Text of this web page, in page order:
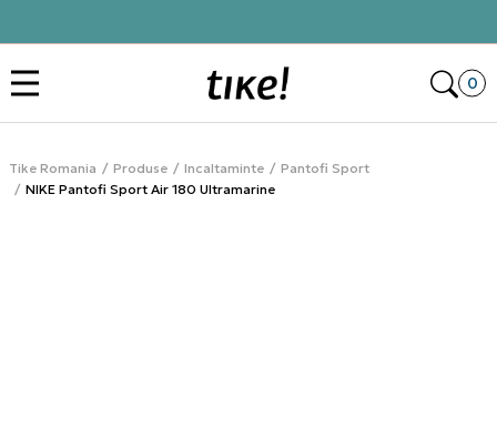
0
Tike Romania Produse Incaltaminte
Pantofi Sport
NIKE Pantofi Sport Air 180 Ultramarine